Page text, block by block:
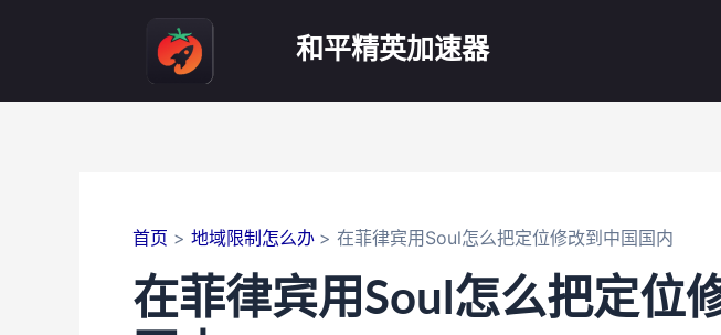
和平精英加速器
首页 地域限制怎么办 在菲律宾用Soul怎么把定位修改到中国国内
在菲律宾用Soul怎么把定位